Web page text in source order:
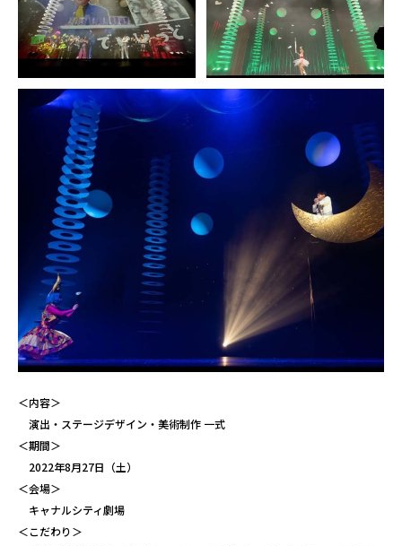
＜内容＞
演出・ステージデザイン・美術制作 一式
＜期間＞
2022年8月27日（土）
＜会場＞
キャナルシティ劇場
＜こだわり＞